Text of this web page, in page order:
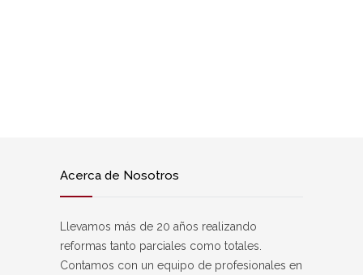
Acerca de Nosotros
Llevamos más de 20 años realizando
reformas tanto parciales como totales.
Contamos con un equipo de profesionales en